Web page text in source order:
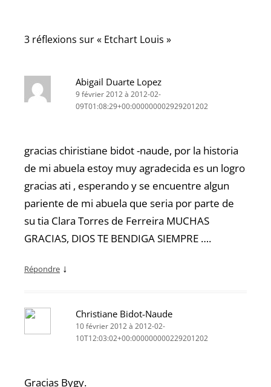
articles
3 réflexions sur « Etchart Louis »
Abigail Duarte Lopez
9 février 2012 à 2012-02-
09T01:08:29+00:000000002929201202
gracias chiristiane bidot -naude, por la historia
de mi abuela estoy muy agradecida es un logro
gracias ati , esperando y se encuentre algun
pariente de mi abuela que seria por parte de
su tia Clara Torres de Ferreira MUCHAS
GRACIAS, DIOS TE BENDIGA SIEMPRE ….
Répondre ↓
Christiane Bidot-Naude
10 février 2012 à 2012-02-
10T12:03:02+00:000000000229201202
Gracias Bygy.